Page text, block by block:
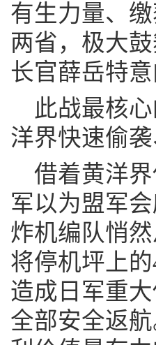
有生力量、
两省，极大
长官薛岳特
此战最核
洋界快速偷
借着黄洋
军以为盟军
炸机编队悄
将停机坪上
造成日军重
全部安全返